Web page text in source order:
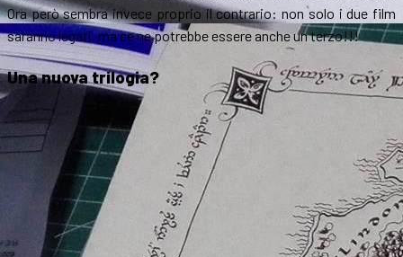
Ora però sembra invece proprio il contrario: non solo i due film
saranno legati, ma ce ne potrebbe essere anche un terzo!!!
Una nuova trilogia?